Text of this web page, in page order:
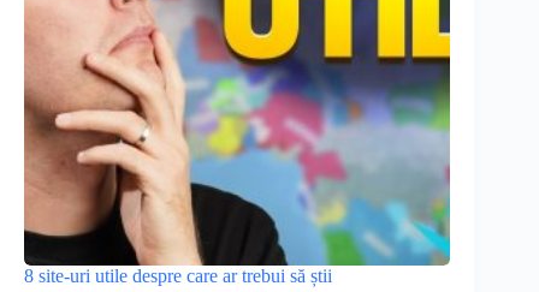
8 site-uri utile despre care ar trebui să știi